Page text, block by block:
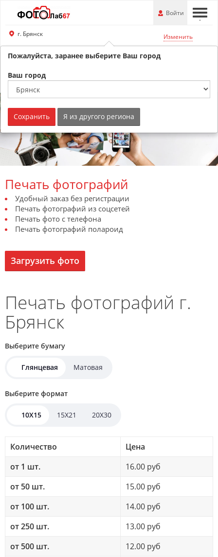
Перейти
основной
информации
---
Войти
г. Брянск Изменить
Обратный звонок
Печать фотографий
Удобный заказ без регистрации
Печать фотографий из соцсетей
Печать фото с телефона
Печать фотографий полароид
Загрузить фото
Печать фотографий г.
Брянск
Выберите бумагу
Глянцевая Матовая
Выберите формат
10X15 15X21 20X30
Количество
Цена
от 1 шт.
16.00 руб
от 50 шт.
15.00 руб
от 100 шт.
14.00 руб
от 250 шт.
13.00 руб
от 500 шт.
12.00 руб
Пожалуйста, заранее выберите Ваш город
Ваш город
Сохранить Я из другого региона